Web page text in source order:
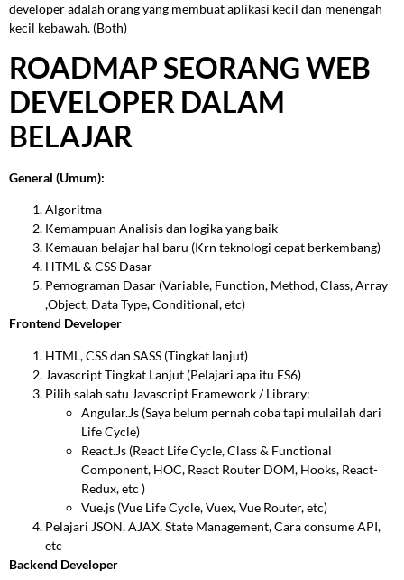
developer adalah orang yang membuat aplikasi kecil dan menengah
kecil kebawah. (Both)
ROADMAP SEORANG WEB
DEVELOPER DALAM
BELAJAR
General (Umum):
Algoritma
Kemampuan Analisis dan logika yang baik
Kemauan belajar hal baru (Krn teknologi cepat berkembang)
HTML & CSS Dasar
Pemograman Dasar (Variable, Function, Method, Class, Array
,Object, Data Type, Conditional, etc)
Frontend Developer
HTML, CSS dan SASS (Tingkat lanjut)
Javascript Tingkat Lanjut (Pelajari apa itu ES6)
Pilih salah satu Javascript Framework / Library:
Angular.Js (Saya belum pernah coba tapi mulailah dari
Life Cycle)
React.Js (React Life Cycle, Class & Functional
Component, HOC, React Router DOM, Hooks, React-
Redux, etc )
Vue.js (Vue Life Cycle, Vuex, Vue Router, etc)
Pelajari JSON, AJAX, State Management, Cara consume API,
etc
Backend Developer